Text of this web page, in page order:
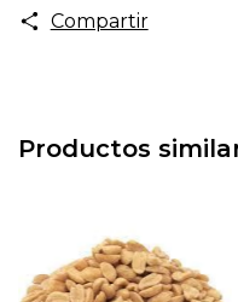
Compartir
Productos